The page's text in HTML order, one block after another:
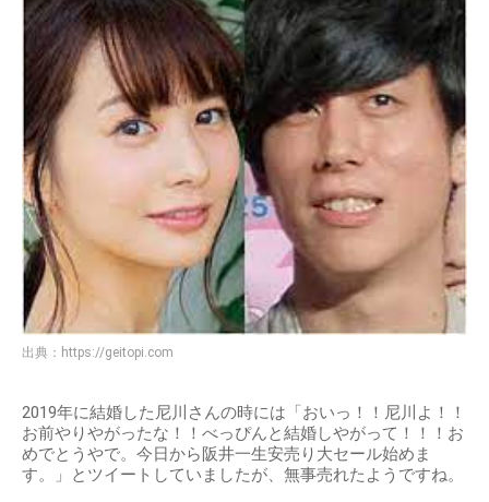
出典： https://geitopi.com
2019年に結婚した尼川さんの時には「おいっ！！尼川よ！！
お前やりやがったな！！べっぴんと結婚しやがって！！！お
めでとうやで。今日から阪井一生安売り大セール始めま
す。」とツイートしていましたが、無事売れたようですね。